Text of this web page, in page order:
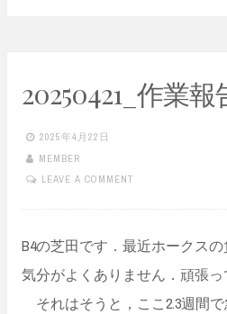
20250421_作業報
2025年4月22日
MEMBER
LEAVE A COMMENT
B4の芝田です．最近ホークス
気分がよくありません．頑張っ
それはそうと，ここ2.3週間